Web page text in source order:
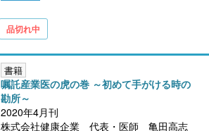
品切れ中
書籍
嘱託産業医の虎の巻 ～初めて手がける時の
勘所～
2020年4月刊
株式会社健康企業 代表・医師 亀田高志